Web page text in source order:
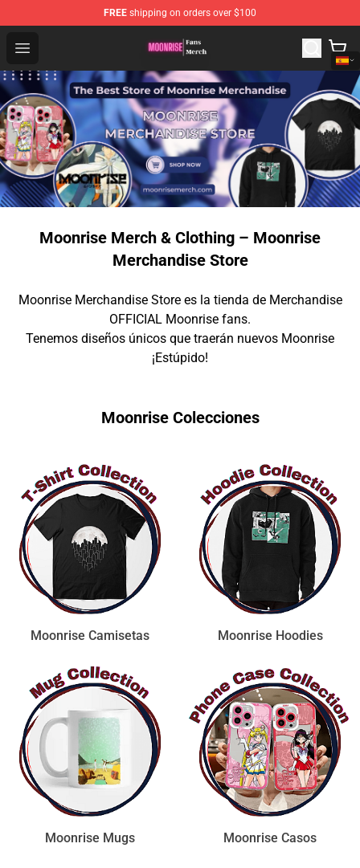
FREE shipping on orders over $100
Open menu
Moonrise Store - Official Moonrise Merchandise Shop
Moonrise Merch & Clothing – Moonrise
Merchandise Store
Moonrise Merchandise Store es la tienda de Merchandise
OFFICIAL Moonrise fans.
Tenemos diseños únicos que traerán nuevos Moonrise
¡Estúpido!
Moonrise Colecciones
Moonrise Camisetas Moonrise Hoodies
Moonrise Mugs Moonrise Casos